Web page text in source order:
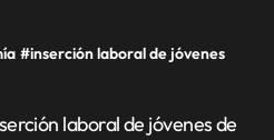
#inserción laboral de jóvenes